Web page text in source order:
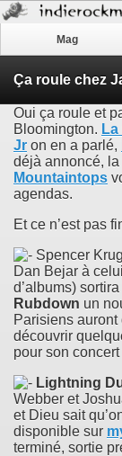
Mag
Ça roule chez
Oui ça roule et
Bloomington.
Jr on en a parlé,
déjà annoncé,
Mountaintops
agendas.
Et ce n’est pas
Spencer
Dan Bejar à
d’albums)
Rubdown un
Parisiens auront
découvrir
pour son
Lightning
Webber et
et Dieu sait
disponible sur
terminé, sortie